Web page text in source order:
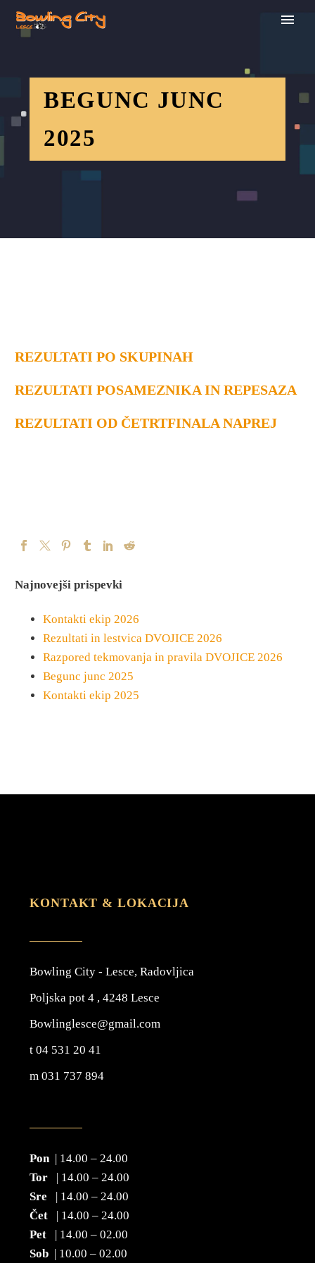
BEGUNC JUNC
2025
REZULTATI PO SKUPINAH
REZULTATI POSAMEZNIKA IN REPESAZA
REZULTATI OD ČETRTFINALA NAPREJ
Najnovejši prispevki
Kontakti ekip 2026
Rezultati in lestvica DVOJICE 2026
Razpored tekmovanja in pravila DVOJICE 2026
Begunc junc 2025
Kontakti ekip 2025
KONTAKT & LOKACIJA
Bowling City - Lesce, Radovljica
Poljska pot 4 , 4248 Lesce
Bowlinglesce@gmail.com
t 04 531 20 41
m 031 737 894
Pon| 14.00 – 24.00
Tor
| 14.00 – 24.00
Sre
| 14.00 – 24.00
Čet
| 14.00 – 24.00
Pet
| 14.00 – 02.00
Sob
| 10.00 – 02.00